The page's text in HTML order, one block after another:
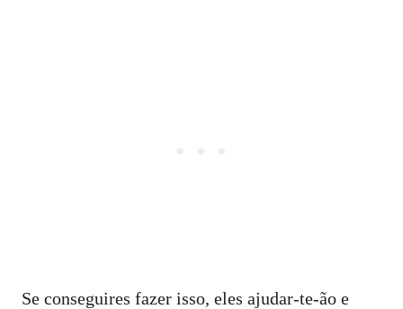
Se conseguires fazer isso, eles ajudar-te-ão e